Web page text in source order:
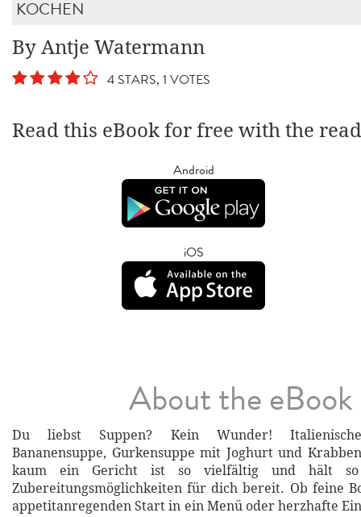
KOCHEN
By Antje Watermann
4 STARS, 1 VOTES
Read this eBook for free with the
Android
iOS
About the eBook
Du liebst Suppen? Kein Wunder! Italienische
Bananensuppe, Gurkensuppe mit Joghurt und
kaum ein Gericht ist so vielfältig und hält so
Zubereitungsmöglichkeiten für dich bereit. Ob feine
appetitanregenden Start in ein Menü oder herzhafte